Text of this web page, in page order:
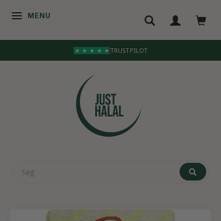
SKIFTE NAVIGATION
MENU
TRUSTPILOT